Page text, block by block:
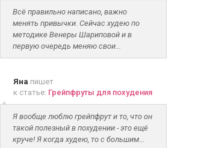
Всё правильно написано, важно
менять привычки. Сейчас худею по
методике Венеры Шариповой и в
первую очередь меняю свои...
Яна пишет
к статье: Грейпфруты для похудения
Я вообще люблю грейпфрут и то, что он
такой полезный в похудении - это ещё
круче! Я когда худею, то с большим...